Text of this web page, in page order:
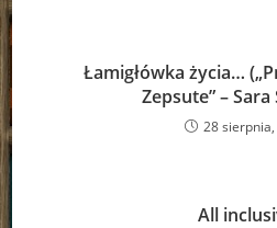
Łamigłówka życia…
Zepsute” –
28
All